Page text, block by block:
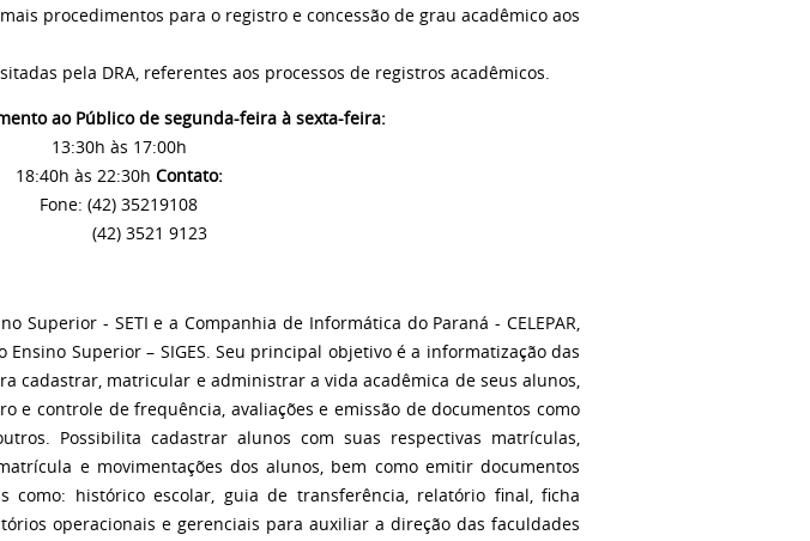
procedimentos para o registro e concessão de grau acadêmico aos
pela DRA, referentes aos processos de registros acadêmicos.
ao Público de segunda-feira à sexta-feira:
13:30h às 17:00h
18:40h às 22:30h Contato:
Fone: (42) 35219108
(42) 3521 9123
Superior - SETI e a Companhia de Informática do Paraná - CELEPAR,
Superior – SIGES. Seu principal objetivo é a informatização das
cadastrar, matricular e administrar a vida acadêmica de seus alunos,
e controle de frequência, avaliações e emissão de documentos como
Possibilita cadastrar alunos com suas respectivas matrículas,
e movimentações dos alunos, bem como emitir documentos
como: histórico escolar, guia de transferência, relatório final, ficha
operacionais e gerenciais para auxiliar a direção das faculdades